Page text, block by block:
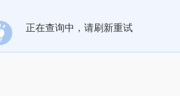
正在查询中，请刷新重试